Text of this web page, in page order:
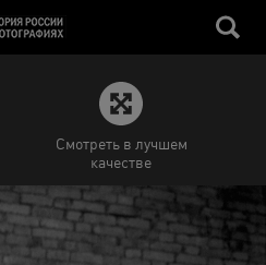
Смотреть в лучшем
качестве